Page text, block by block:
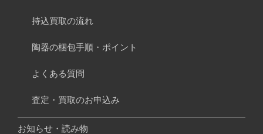
持込買取の流れ
陶器の梱包手順・ポイント
よくある質問
査定・買取のお申込み
お知らせ・読み物